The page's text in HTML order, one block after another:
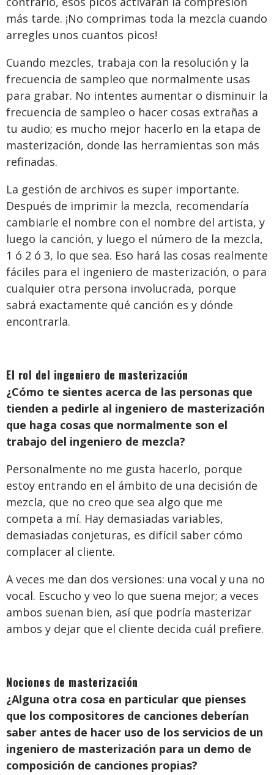
más tarde. ¡No comprimas toda la mezcla cuando
arregles unos cuantos picos!
Cuando mezcles, trabaja con la resolución y la
frecuencia de sampleo que normalmente usas
para grabar. No intentes aumentar o disminuir la
frecuencia de sampleo o hacer cosas extrañas a
tu audio; es mucho mejor hacerlo en la etapa de
masterización, donde las herramientas son más
refinadas.
La gestión de archivos es super importante.
Después de imprimir la mezcla, recomendaría
cambiarle el nombre con el nombre del artista, y
luego la canción, y luego el número de la mezcla,
1 ó 2 ó 3, lo que sea. Eso hará las cosas realmente
fáciles para el ingeniero de masterización, o para
cualquier otra persona involucrada, porque
sabrá exactamente qué canción es y dónde
encontrarla.
El rol del ingeniero de masterización
¿Cómo te sientes acerca de las personas que
tienden a pedirle al ingeniero de masterización
que haga cosas que normalmente son el
trabajo del ingeniero de mezcla?
Personalmente no me gusta hacerlo, porque
estoy entrando en el ámbito de una decisión de
mezcla, que no creo que sea algo que me
competa a mí. Hay demasiadas variables,
demasiadas conjeturas, es difícil saber cómo
complacer al cliente.
A veces me dan dos versiones: una vocal y una no
vocal. Escucho y veo lo que suena mejor; a veces
ambos suenan bien, así que podría masterizar
ambos y dejar que el cliente decida cuál prefiere.
Nociones de masterización
¿Alguna otra cosa en particular que pienses
que los compositores de canciones deberían
saber antes de hacer uso de los servicios de un
ingeniero de masterización para un demo de
composición de canciones propias?